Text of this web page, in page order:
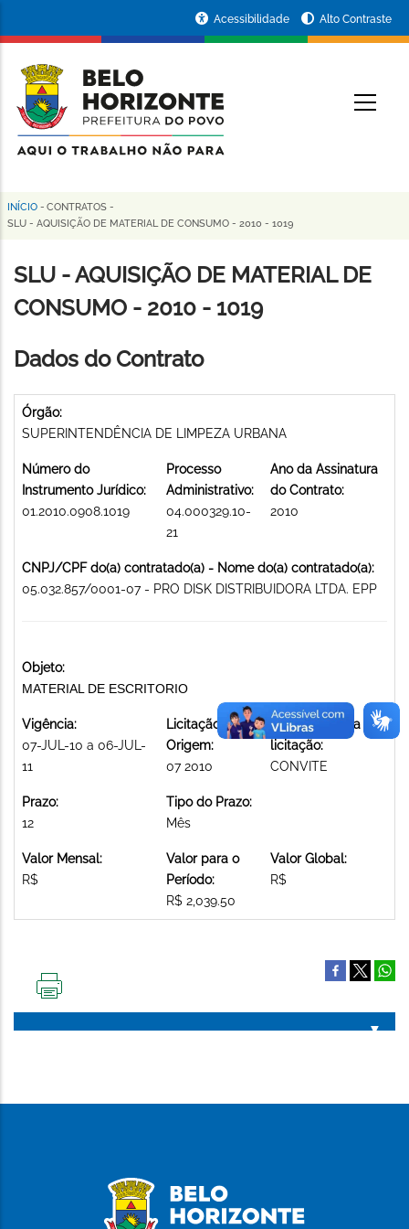
conteúdo
principal
da
Prefeitura
de
Horizonte
Acessibilidade Alto Contraste
Trilha
navegação
INÍCIO - CONTRATOS -
SLU - AQUISIÇÃO DE MATERIAL DE CONSUMO - 2010 - 1019
SLU - AQUISIÇÃO DE MATERIAL DE
CONSUMO - 2010 - 1019
Dados do Contrato
Órgão:
SUPERINTENDÊNCIA DE LIMPEZA URBANA
Número do
Instrumento Jurídico:
01.2010.0908.1019
Processo
Administrativo:
04.000329.10-
21
Ano da Assinatura
do Contrato:
2010
CNPJ/CPF do(a) contratado(a) - Nome do(a) contratado(a):
05.032.857/0001-07 - PRO DISK DISTRIBUIDORA LTDA. EPP
Objeto:
MATERIAL DE ESCRITORIO
Vigência:
07-JUL-10 a 06-JUL-
11
Licitação de
Origem:
07 2010
Modalidade da
licitação:
CONVITE
Prazo:
12
Tipo do Prazo:
Mês
Valor Mensal:
R$
Valor para o
Período:
R$ 2,039.50
Valor Global:
R$
PÁGINA